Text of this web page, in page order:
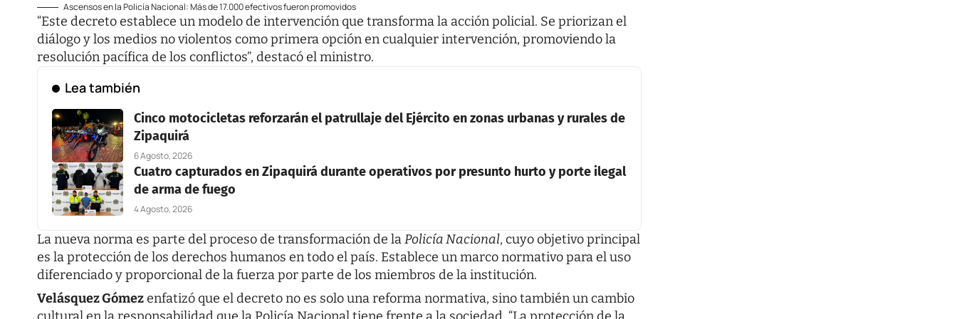
Ascensos en la Policía Nacional: Más de 17.000 efectivos fueron promovidos
“Este decreto establece un modelo de intervención que transforma la acción policial. Se priorizan el
diálogo y los medios no violentos como primera opción en cualquier intervención, promoviendo la
resolución pacífica de los conflictos”, destacó el ministro.
Lea también
Cinco motocicletas reforzarán el patrullaje del Ejército en zonas urbanas y rurales de
Zipaquirá
6 Agosto, 2026
Cuatro capturados en Zipaquirá durante operativos por presunto hurto y porte ilegal
de arma de fuego
4 Agosto, 2026
La nueva norma es parte del proceso de transformación de laPolicía Nacional, cuyo objetivo principal
es la protección de los derechos humanos en todo el país. Establece un marco normativo para el uso
diferenciado y proporcional de la fuerza por parte de los miembros de la institución.
Velásquez Gómezenfatizó que el decreto no es solo una reforma normativa, sino también un cambio
cultural en la responsabilidad que la Policía Nacional tiene frente a la sociedad. “La protección de la